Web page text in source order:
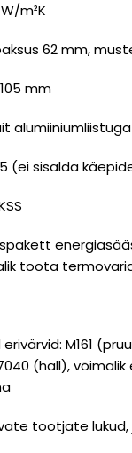
m²K
62 mm,
mm
alumiiniumliistuga
(ei sisalda
toota
M161
(hall),
tootjate lukud,